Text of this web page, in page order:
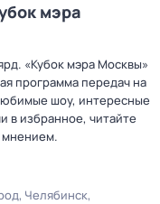
мэра
«Кубок мэра Москвы»
программа передач на
шоу, интересные
в избранное, читайте
мнением.
Челябинск